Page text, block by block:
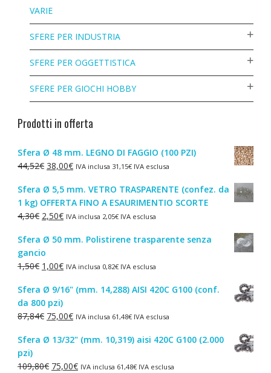
VARIE
SFERE PER INDUSTRIA
SFERE PER OGGETTISTICA
SFERE PER GIOCHI HOBBY
Prodotti in offerta
Sfera Ø 48 mm. LEGNO DI FAGGIO (100 PZI)
44,52€ Il
originale
era:
44,52€.
38,00€Il
attuale
è:
38,00€.
IVA inclusa 31,15€IVA esclusa
Sfera Ø 5,5 mm. VETRO TRASPARENTE (confez. da
1 kg) OFFERTA FINO A ESAURIMENTIO SCORTE
4,30€ Il
originale
era:
4,30€.
2,50€Il
attuale
2,50€.
IVA inclusa 2,05€IVA esclusa
Sfera Ø 50 mm. Polistirene trasparente senza
gancio
1,50€ Il
originale
era:
1,50€.
1,00€Il
attuale
è:
1,00€.
IVA inclusa 0,82€IVA esclusa
Sfera Ø 9/16" (mm. 14,288) AISI 420C G100 (conf.
da 800 pzi)
87,84€ Il
originale
87,84€.
75,00€Il
attuale
75,00€.
IVA inclusa 61,48€IVA esclusa
Sfera Ø 13/32" (mm. 10,319) aisi 420C G100 (2.000
pzi)
109,80€ Il
75,00€IlIVA inclusa 61,48€IVA esclusa